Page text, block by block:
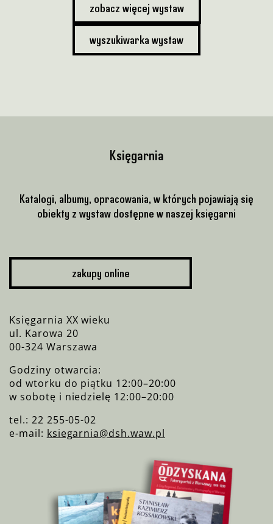
zobacz więcej wystaw
wyszukiwarka wystaw
Księgarnia
Katalogi, albumy, opracowania, w których pojawiają się
obiekty z wystaw dostępne w naszej księgarni
zakupy online
Księgarnia XX wieku
ul. Karowa 20
00-324 Warszawa
Godziny otwarcia:
od wtorku do piątku 12:00–20:00
w sobotę i niedzielę 12:00–20:00
tel.: 22 255-05-02
e-mail: ksiegarnia@dsh.waw.pl